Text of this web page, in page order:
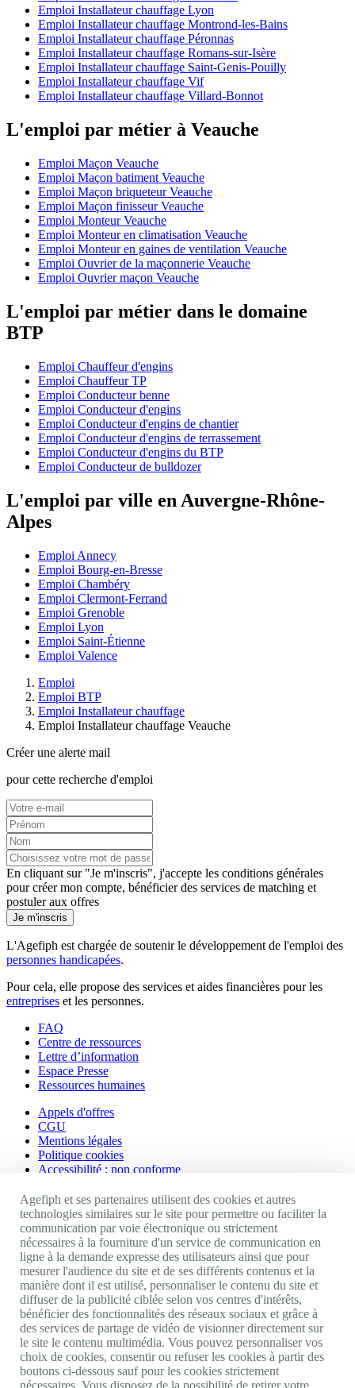
Emploi Installateur chauffage Lyon
Emploi Installateur chauffage Montrond-les-Bains
Emploi Installateur chauffage Péronnas
Emploi Installateur chauffage Romans-sur-Isère
Emploi Installateur chauffage Saint-Genis-Pouilly
Emploi Installateur chauffage Vif
Emploi Installateur chauffage Villard-Bonnot
L'emploi par métier à Veauche
Emploi Maçon Veauche
Emploi Maçon batiment Veauche
Emploi Maçon briqueteur Veauche
Emploi Maçon finisseur Veauche
Emploi Monteur Veauche
Emploi Monteur en climatisation Veauche
Emploi Monteur en gaines de ventilation Veauche
Emploi Ouvrier de la maçonnerie Veauche
Emploi Ouvrier maçon Veauche
L'emploi par métier dans le domaine
BTP
Emploi Chauffeur d'engins
Emploi Chauffeur TP
Emploi Conducteur benne
Emploi Conducteur d'engins
Emploi Conducteur d'engins de chantier
Emploi Conducteur d'engins de terrassement
Emploi Conducteur d'engins du BTP
Emploi Conducteur de bulldozer
L'emploi par ville en Auvergne-Rhône-
Alpes
Emploi Annecy
Emploi Bourg-en-Bresse
Emploi Chambéry
Emploi Clermont-Ferrand
Emploi Grenoble
Emploi Lyon
Emploi Saint-Étienne
Emploi Valence
Emploi
Emploi BTP
Emploi Installateur chauffage
Emploi Installateur chauffage Veauche
Créer une alerte mail
pour cette recherche d'emploi
En cliquant sur "Je m'inscris", j'accepte les conditions générales
pour créer mon compte, bénéficier des services de matching et
postuler aux offres
Je m'inscris
L'Agefiph est chargée de soutenir le développement de l'emploi des
personnes handicapées.
Pour cela, elle propose des services et aides financières pour les
entreprises et les personnes.
FAQ
Centre de ressources
Lettre d’information
Espace Presse
Ressources humaines
Appels d'offres
CGU
Mentions légales
Politique cookies
Accessibilité : non conforme
Nos autres sites
Site portail Agefiph
Activateur de progrès
Handinnov
Innovation et recherche
Université du RRH
Service AppuiPro
Nous suivre
Youtube
Agefiph et ses partenaires utilisent des cookies et autres
technologies similaires sur le site pour permettre ou faciliter la
communication par voie électronique ou strictement
nécessaires à la fourniture d'un service de communication en
ligne à la demande expresse des utilisateurs ainsi que pour
mesurer l'audience du site et de ses différents contenus et la
manière dont il est utilisé, personnaliser le contenu du site et
diffuser de la publicité ciblée selon vos centres d'intérêts,
bénéficier des fonctionnalités des réseaux sociaux et grâce à
des services de partage de vidéo de visionner directement sur
le site le contenu multimédia. Vous pouvez personnaliser vos
choix de cookies, consentir ou refuser les cookies à partir des
boutons ci-dessous sauf pour les cookies strictement
nécessaires. Vous disposez de la possibilité de retirer votre